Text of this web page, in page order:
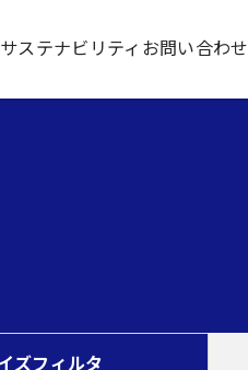
サステナビリティ お問い合わせ
ズフィルタ